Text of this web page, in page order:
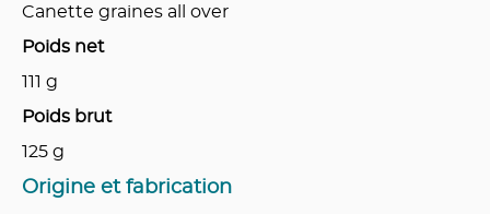
Canette graines all over
Poids net
111 g
Poids brut
125 g
Origine et fabrication